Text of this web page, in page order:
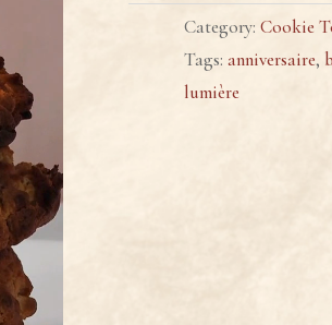
Category: Cookie
Tags: anniversaire,
lumière